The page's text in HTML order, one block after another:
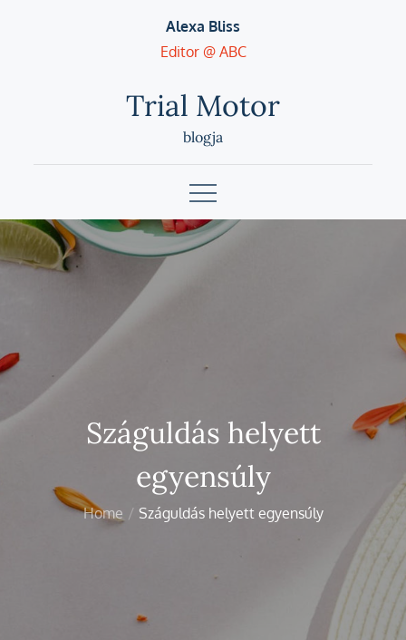
Alexa Bliss
Editor @ ABC
Trial Motor
blogja
Száguldás helyett
egyensúly
Home Száguldás helyett egyensúly